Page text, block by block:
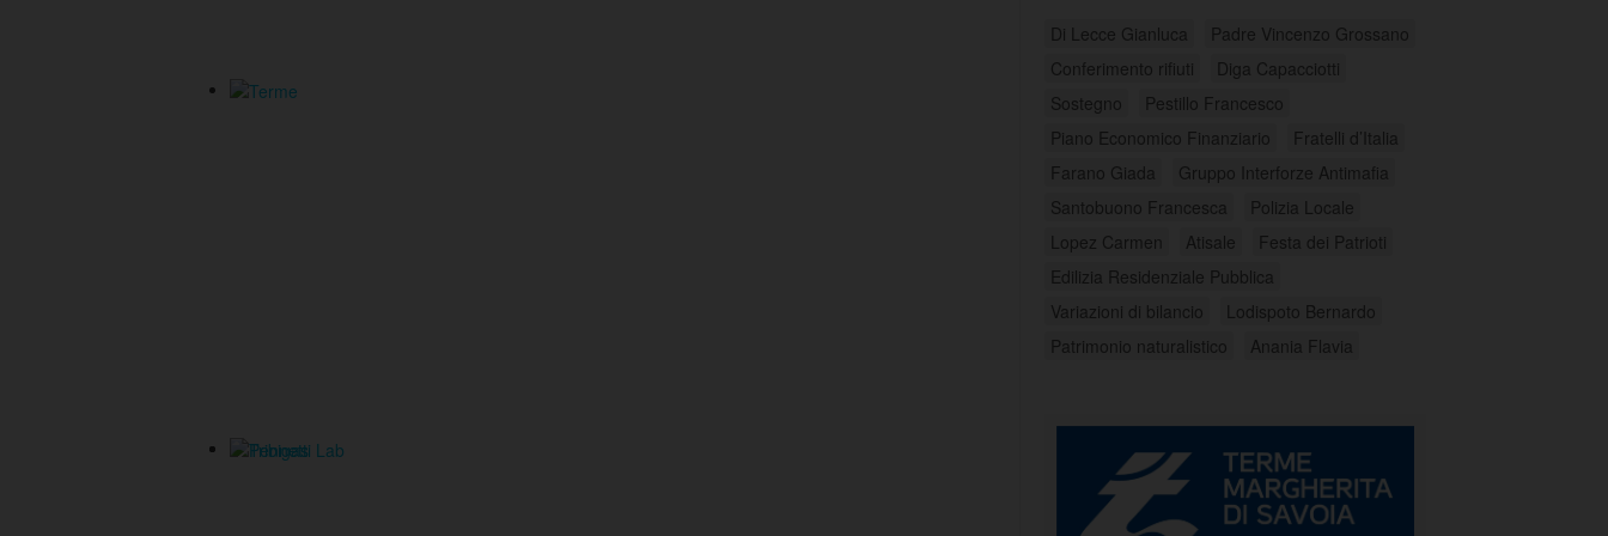
Di Lecce Gianluca
Padre Vincenzo Grossano
Conferimento rifiuti
Diga Capacciotti
Sostegno
Pestillo Francesco
Piano Economico Finanziario
Fratelli d’Italia
Farano Giada
Gruppo Interforze Antimafia
Santobuono Francesca
Polizia Locale
Lopez Carmen
Atisale
Festa dei Patrioti
Edilizia Residenziale Pubblica
Variazioni di bilancio
Lodispoto Bernardo
Patrimonio naturalistico
Anania Flavia